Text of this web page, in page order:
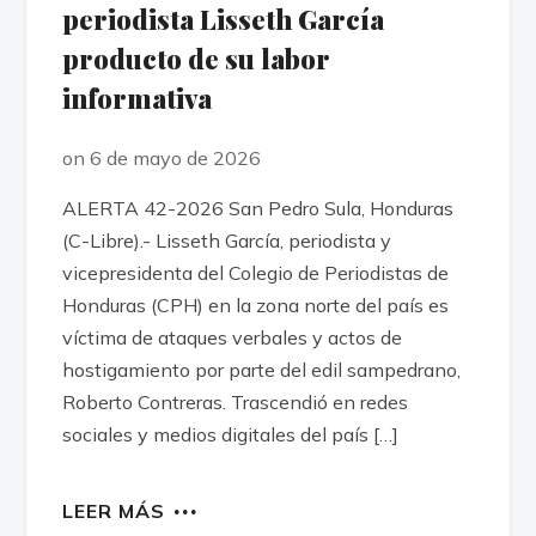
periodista Lisseth García
producto de su labor
informativa
on 6 de mayo de 2026
ALERTA 42-2026 San Pedro Sula, Honduras
(C-Libre).- Lisseth García, periodista y
vicepresidenta del Colegio de Periodistas de
Honduras (CPH) en la zona norte del país es
víctima de ataques verbales y actos de
hostigamiento por parte del edil sampedrano,
Roberto Contreras. Trascendió en redes
sociales y medios digitales del país […]
LEER MÁS